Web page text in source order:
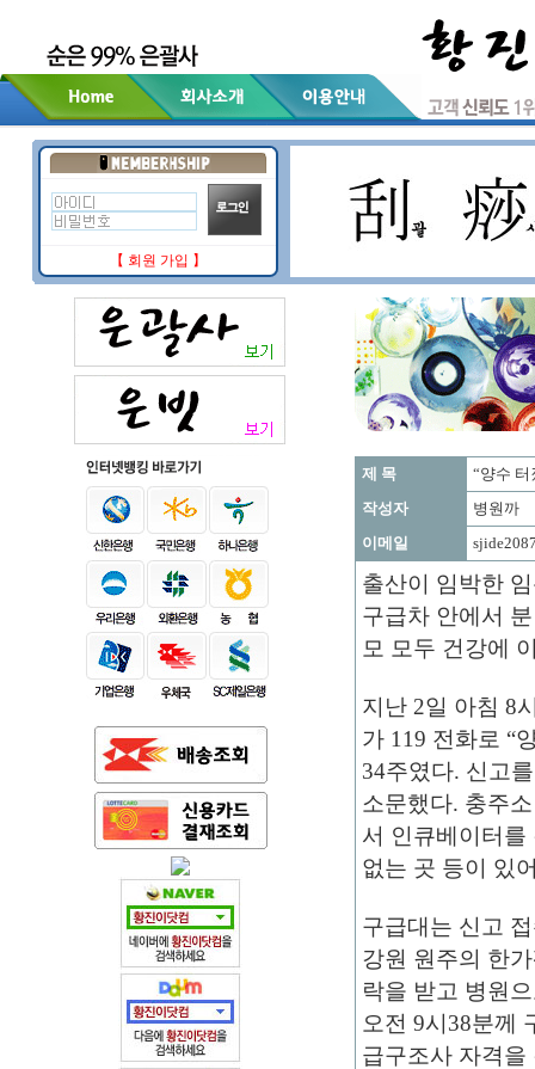
【 회원 가입 】
제 목
“양수
작성자
병원까
이메일
출산이 임박한
구급차 안에서
모 모두 건강에
지난 2일 아침 8
가 119 전화로 “
34주였다. 신고
소문했다. 충주
서 인큐베이터
없는 곳 등이 있
구급대는 신고
강원 원주의 한
락을 받고 병원
오전 9시38분께
급구조사 자격을